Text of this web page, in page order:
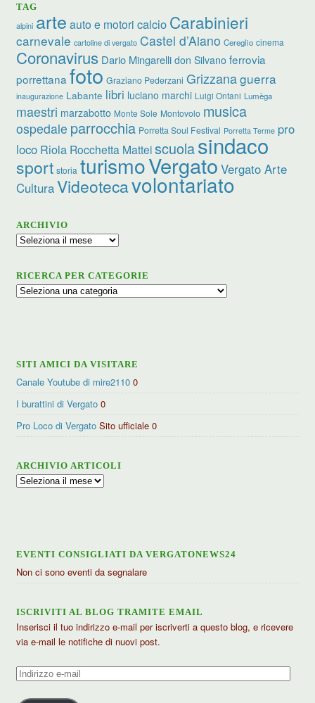
TAG
alpini arte auto e motori calcio Carabinieri
carnevale cartoline di vergato Castel d’Aiano Cereglio cinema
Coronavirus Dario Mingarelli don Silvano ferrovia
porrettana foto Graziano Pederzani Grizzanaguerra
inaugurazione Labante libri luciano marchi Luigi Ontani Lumèga
maestri marzabotto Monte Sole Montovolo musica
ospedale parrocchia Porretta Soul Festival Porretta Terme pro
loco Riola Rocchetta Matteiscuolasindaco
sport storia turismoVergato Vergato Arte
CulturaVideotecavolontariato
ARCHIVIO
Archivio
RICERCA PER CATEGORIE
Ricerca
SITI AMICI DA VISITARE
Canale Youtube di mire2110 0
I burattini di Vergato 0
Pro Loco di Vergato Sito ufficiale 0
ARCHIVIO ARTICOLI
Archivio
EVENTI CONSIGLIATI DA VERGATONEWS24
Non ci sono eventi da segnalare
ISCRIVITI AL BLOG TRAMITE EMAIL
Inserisci il tuo indirizzo e-mail per iscriverti a questo blog, e ricevere
via e-mail le notifiche di nuovi post.
Indirizzo